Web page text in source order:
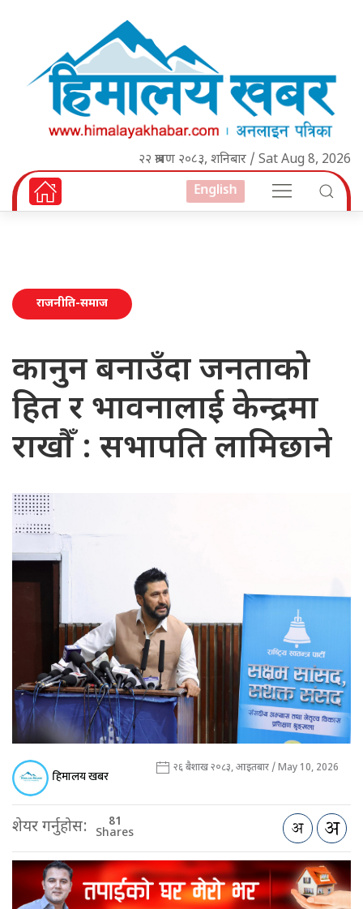
२२ श्रावण २०८३, शनिबार / Sat Aug 8, 2026
English
राजनीति-समाज
कानुन बनाउँदा जनताको
हित र भावनालाई केन्द्रमा
राखौँ : सभापति लामिछाने
हिमालय खबर २६ बैशाख २०८३, आइतबार / May 10, 2026
शेयर गर्नुहोस: 81
Shares